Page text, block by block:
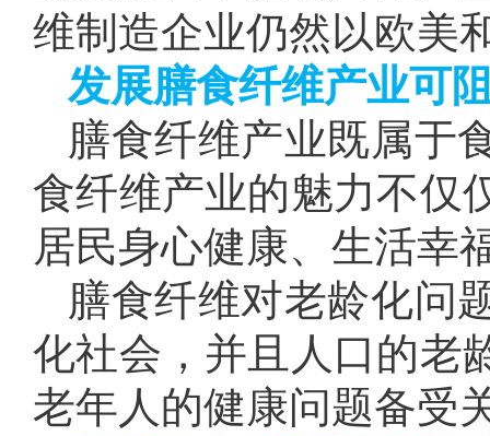
维制造企业仍然以欧美
发展膳食纤维产业可
膳食纤维产业既属于
食纤维产业的魅力不仅
居民身心健康、生活幸
膳食纤维对老龄化问
化社会，并且人口的老
老年人的健康问题备受